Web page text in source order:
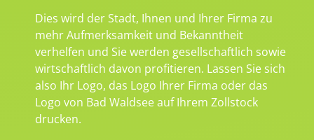
Dies wird der Stadt, Ihnen und Ihrer Firma zu
mehr Aufmerksamkeit und Bekanntheit
verhelfen und Sie werden gesellschaftlich sowie
wirtschaftlich davon profitieren. Lassen Sie sich
also Ihr Logo, das Logo Ihrer Firma oder das
Logo von Bad Waldsee auf Ihrem Zollstock
drucken.